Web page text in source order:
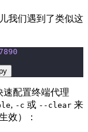
我们遇到了类似这
速配置终端代理
, -c 或 --clear 来
效）：